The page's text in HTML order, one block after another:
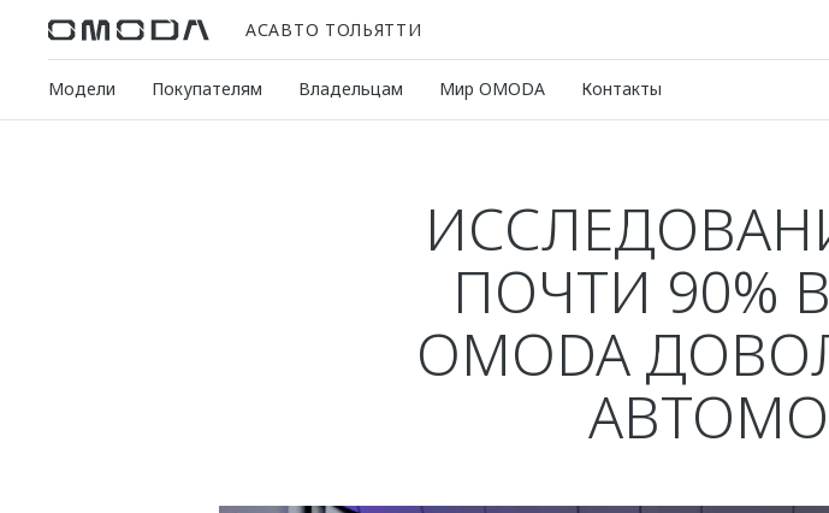
АСАВТО ТОЛЬЯТТИ
Модели Покупателям Владельцам Мир OMODA Контакты
ПОЧТИ 90%
OMODA